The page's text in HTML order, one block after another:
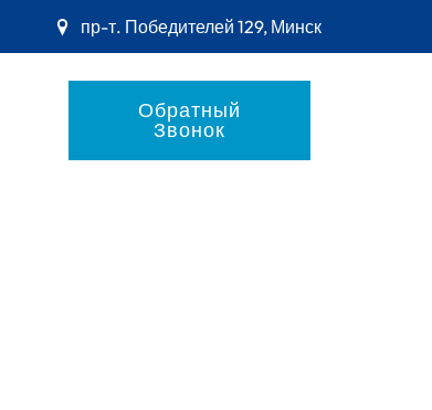
пр-т. Победителей 129, Минск
Обратный
Звонок